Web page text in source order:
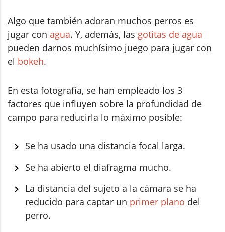
Algo que también adoran muchos perros es
jugar con agua. Y, además, las gotitas de agua
pueden darnos muchísimo juego para jugar con
el bokeh.
En esta fotografía, se han empleado los 3
factores que influyen sobre la profundidad de
campo para reducirla lo máximo posible:
Se ha usado una distancia focal larga.
Se ha abierto el diafragma mucho.
La distancia del sujeto a la cámara se ha
reducido para captar un primer plano del
perro.